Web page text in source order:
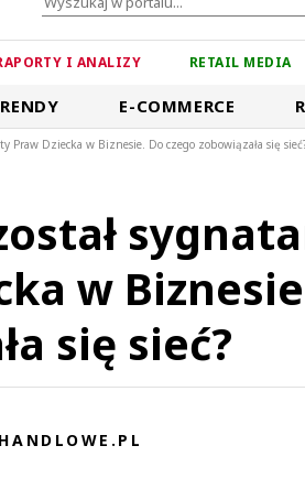
I ANALIZY RETAIL MEDIA
E-COMMERCE
Praw Dziecka w Biznesie. Do czego zobowiązała się
w
się sieć?